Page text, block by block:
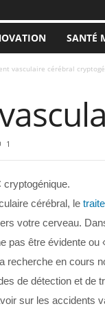
SANTÉ
vasculaire cérébral
1
cryptogénique.
cérébral, le
votre cerveau.
pas être évidente ou
recherche en cours
de détection et de
sur les accidents